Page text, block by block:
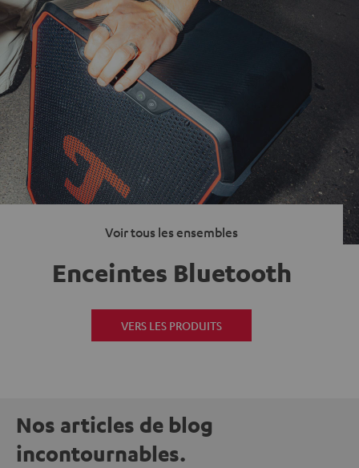
Voir tous les ensembles
Enceintes Bluetooth
VERS LES PRODUITS
Nos articles de blog
incontournables.